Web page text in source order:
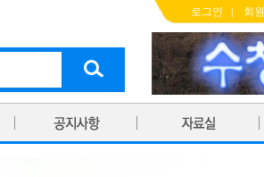
로그인 회